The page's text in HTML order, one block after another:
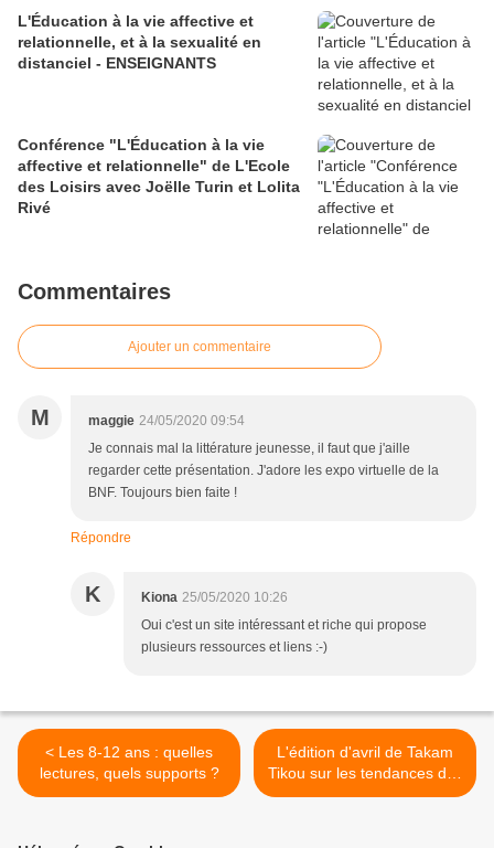
L'Éducation à la vie affective et
relationnelle, et à la sexualité en
distanciel - ENSEIGNANTS
Conférence "L'Éducation à la vie
affective et relationnelle" de L'Ecole
des Loisirs avec Joëlle Turin et Lolita
Rivé
Commentaires
Ajouter un commentaire
M maggie 24/05/2020 09:54
Je connais mal la littérature jeunesse, il faut que j'aille
regarder cette présentation. J'adore les expo virtuelle de la
BNF. Toujours bien faite !
Répondre
K Kiona 25/05/2020 10:26
Oui c'est un site intéressant et riche qui propose
plusieurs ressources et liens :-)
< Les 8-12 ans : quelles
lectures, quels supports ?
L'édition d'avril de Takam
Tikou sur les tendances des
littératures de jeunesse en